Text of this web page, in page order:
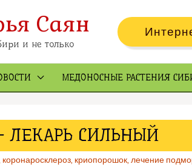
Саян
и не только
МЕДОНОСНЫЕ РАСТЕНИЯ
СИЛЬНЫЙ
коронаросклероз, криопорошок, лечение